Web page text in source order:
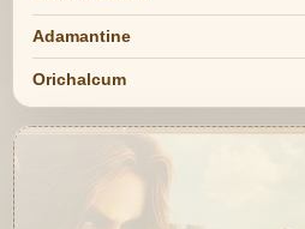
Adamantine
Orichalcum